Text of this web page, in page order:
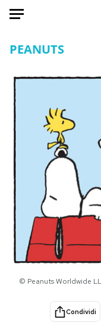
Mondo
Politica
Tecnologia
Internet
Scienza
Cultura
Economia
Sport
PEANUTS
© Peanuts Worldwide
Condividi